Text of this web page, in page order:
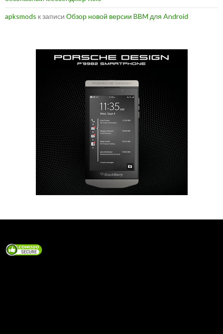
apksmods к записи Обзор новой версии BBM для Android